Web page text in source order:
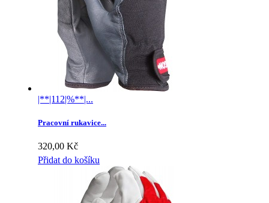
|**|112|%**|...
Pracovní rukavice...
320,00 Kč
Přidat do košíku